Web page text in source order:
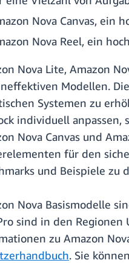
Nova Canvas, ein
Nova Reel, ein
Nova Lite, Amazon
Modellen.
Systemen zu
individuell
Nova Canvas und
für den
und Beispiele zu
Nova Basismodelle
sind in den Regionen
zu Amazon
. Sie